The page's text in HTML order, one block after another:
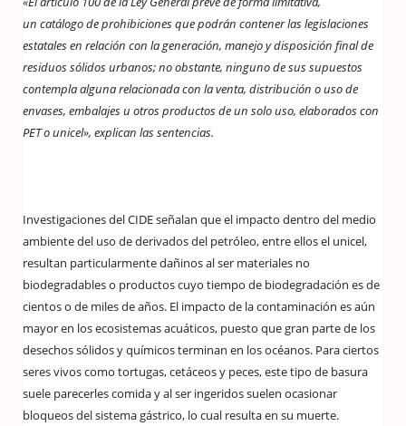
un catálogo de prohibiciones que podrán contener las legislaciones
estatales en relación con la generación, manejo y disposición final de
residuos sólidos urbanos; no obstante, ninguno de sus supuestos
contempla alguna relacionada con la venta, distribución o uso de
envases, embalajes u otros productos de un solo uso, elaborados con
PET o unicel», explican las sentencias.
Investigaciones del CIDE señalan que el impacto dentro del medio
ambiente del uso de derivados del petróleo, entre ellos el unicel,
resultan particularmente dañinos al ser materiales no
biodegradables o productos cuyo tiempo de biodegradación es de
cientos o de miles de años. El impacto de la contaminación es aún
mayor en los ecosistemas acuáticos, puesto que gran parte de los
desechos sólidos y químicos terminan en los océanos. Para ciertos
seres vivos como tortugas, cetáceos y peces, este tipo de basura
suele parecerles comida y al ser ingeridos suelen ocasionar
bloqueos del sistema gástrico, lo cual resulta en su muerte.